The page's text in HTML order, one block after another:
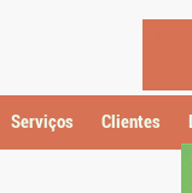
Serviços Clientes